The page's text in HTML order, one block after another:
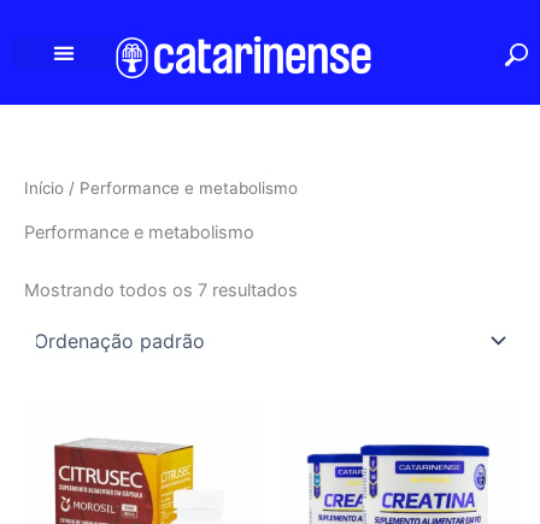
conteúdo
Início / Performance e metabolismo
Performance e metabolismo
Mostrando todos os 7 resultados